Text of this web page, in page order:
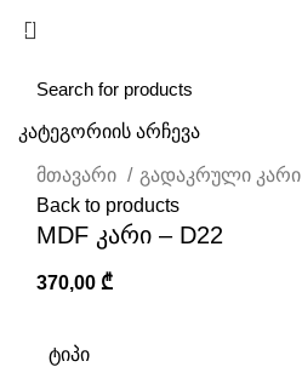
Click to enlarge
მთავარი
გადაკრული კარი
Back to products
MDF კარი – D22
370,00 ₾
ᲢᲘᲞᲘ
კატეგორიის არჩევა